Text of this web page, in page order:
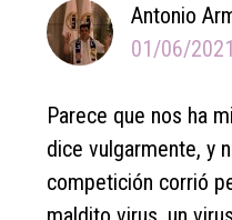
Antonio
01/06/
Parece que nos ha
dice vulgarmente, y
competición corrió